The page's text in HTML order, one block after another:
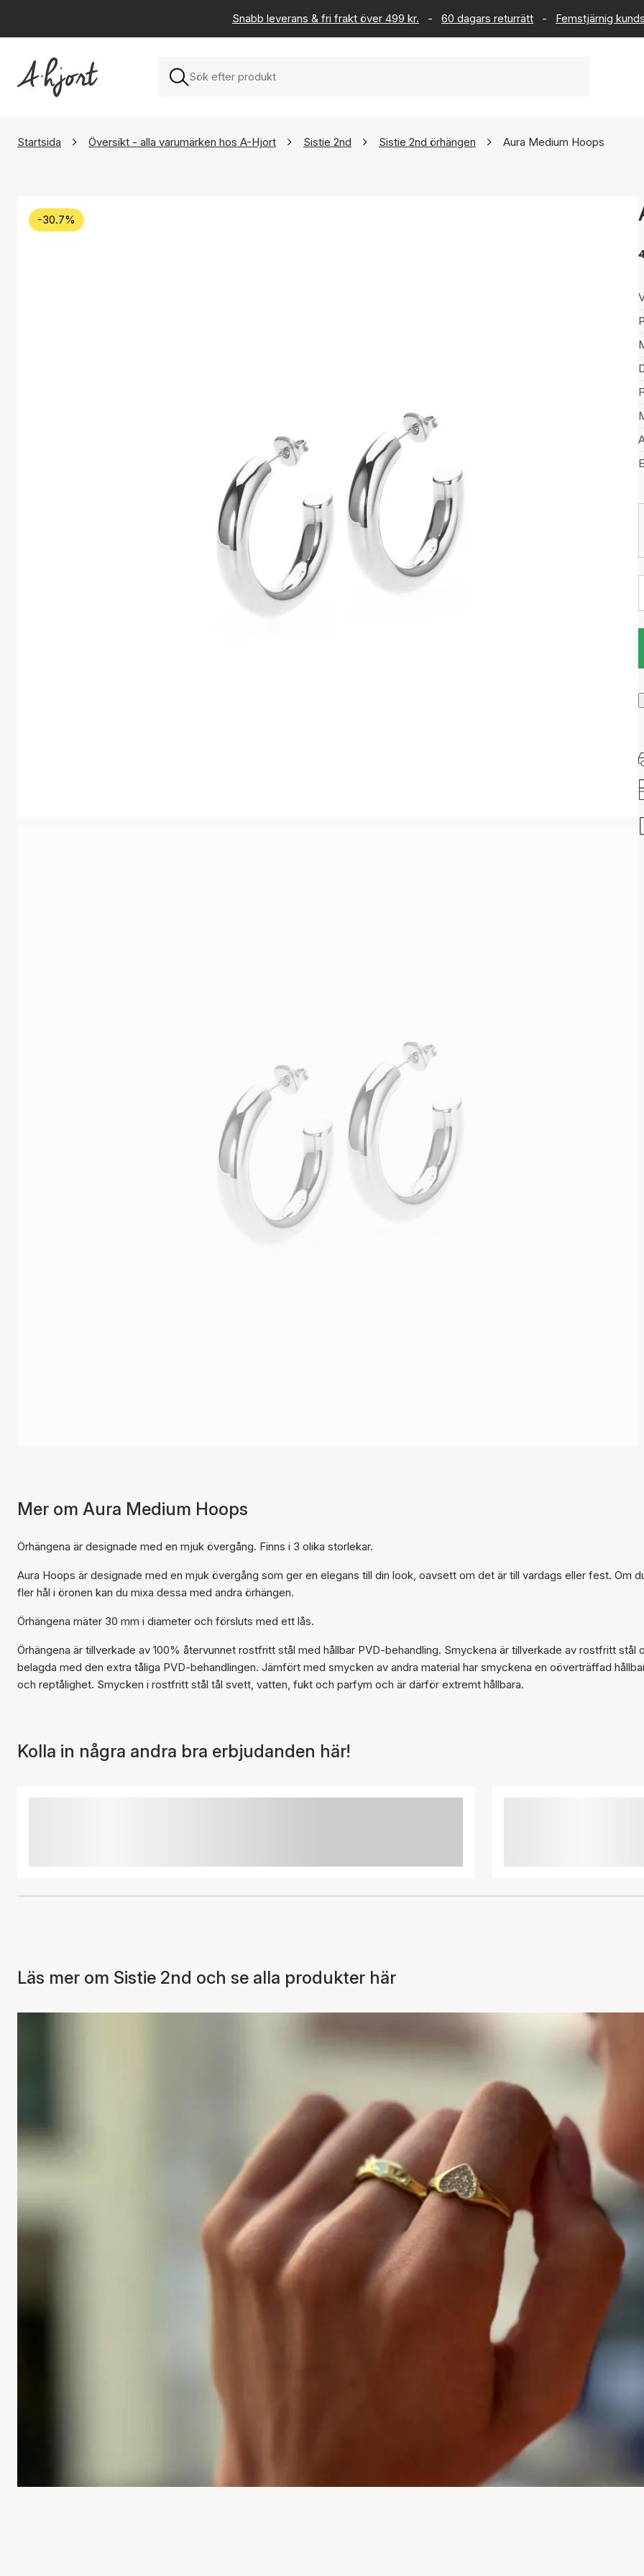
Snabb leverans & fri frakt över 499 kr. - 60 dagars returrätt - Femstjärnig
Startsida Översikt - alla varumärken hos A-Hjort Sistie 2nd Sistie 2nd örhängen Aura Medium Hoops
-30.7%
Artikeln har lagts till i
Mer om Aura Medium Hoops
Örhängena är designade med en mjuk övergång. Finns i 3 olika storlekar.
Aura Hoops är designade med en mjuk övergång som ger en elegans till din look, oavsett om det är till vardags eller fest. Om
fler hål i öronen kan du mixa dessa med andra örhängen.
Örhängena mäter 30 mm i diameter och försluts med ett lås.
Örhängena är tillverkade av 100% återvunnet rostfritt stål med hållbar PVD-behandling. Smyckena är tillverkade av rostfritt stål
belagda med den extra tåliga PVD-behandlingen. Jämfört med smycken av andra material har smyckena en oöverträffad
och reptålighet. Smycken i rostfritt stål tål svett, vatten, fukt och parfym och är därför extremt hållbara.
Kolla in några andra bra erbjudanden här!
Läs mer om Sistie 2nd och se alla produkter här